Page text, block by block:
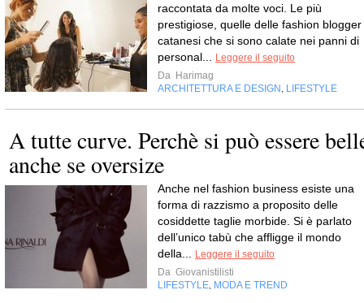
raccontata da molte voci. Le più
prestigiose, quelle delle fashion blogger
catanesi che si sono calate nei panni di
personal...
Leggere il seguito
Da Harimag
ARCHITETTURA E DESIGN LIFESTYLE
A tutte curve. Perchè si può essere
anche se oversize
Anche nel fashion business esiste una
forma di razzismo a proposito delle
cosiddette taglie morbide. Si è parlato
dell’unico tabù che affligge il mondo
della...
Leggere il seguito
Da Giovanistilisti
LIFESTYLE MODA E TREND